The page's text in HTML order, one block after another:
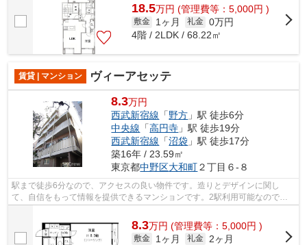
18.5万円 (管理費等：5,000円 )
敷金 1ヶ月 礼金 0万円
4階 / 2LDK / 68.22㎡
賃貸 | マンション ヴィーアセッテ
8.3万円
西武新宿線 「野方 」駅 徒歩6分
中央線 「高円寺 」駅 徒歩19分
西武新宿線 「沼袋 」駅 徒歩17分
築16年 / 23.59㎡
東京都中野区大和町２丁目６-８
駅まで徒歩6分なので、アクセスの良い物件です。造りとデザインに関し
て、自信をもって情報を提供できるマンションです。2駅利用可能なので、
8.3万円 (管理費等：5,000円 )
敷金 1ヶ月 礼金
2ヶ月